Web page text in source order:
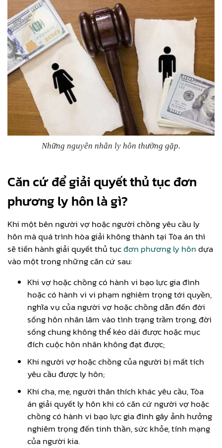
Những nguyên nhân ly hôn thường gặp.
Căn cứ để giải quyết thủ tục đơn
phương ly hôn là gì?
Khi một bên người vợ hoặc người chồng yêu cầu ly
hôn mà quá trình hòa giải không thành tại Tòa án thì
sẽ tiến hành giải quyết thủ tụcđơn phương ly hôndựa
vào một trong những căn cứ sau:
Khi vợ hoặc chồng có hành vi bạo lực gia đình
hoặc có hành vi vi phạm nghiêm trọng tới quyền,
nghĩa vụ của người vợ hoặc chồng dẫn đến đời
sống hôn nhân lâm vào tình trạng trầm trọng, đời
sống chung không thể kéo dài được hoặc mục
đích cuộc hôn nhân không đạt được;
Khi người vợ hoặc chồng của người bị mất tích
yêu cầu được ly hôn;
Khi cha, mẹ, người thân thích khác yêu cầu, Tòa
án giải quyết ly hôn khi có căn cứ người vợ hoặc
chồng có hành vi bạo lực gia đình gây ảnh hưởng
nghiêm trọng đến tinh thần, sức khỏe, tính mạng
của người kia.